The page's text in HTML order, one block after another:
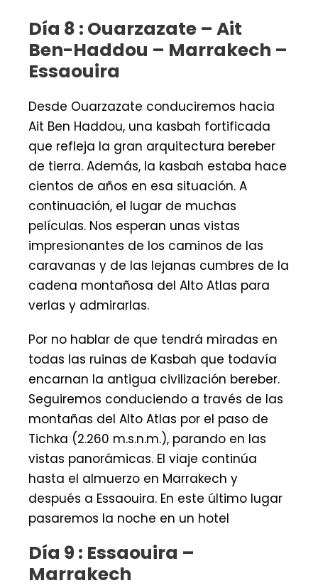
Día 8 : Ouarzazate – Ait
Ben-Haddou – Marrakech –
Essaouira
Desde Ouarzazate conduciremos hacia
Ait Ben Haddou, una kasbah fortificada
que refleja la gran arquitectura bereber
de tierra. Además, la kasbah estaba hace
cientos de años en esa situación. A
continuación, el lugar de muchas
películas. Nos esperan unas vistas
impresionantes de los caminos de las
caravanas y de las lejanas cumbres de la
cadena montañosa del Alto Atlas para
verlas y admirarlas.
Por no hablar de que tendrá miradas en
todas las ruinas de Kasbah que todavía
encarnan la antigua civilización bereber.
Seguiremos conduciendo a través de las
montañas del Alto Atlas por el paso de
Tichka (2.260 m.s.n.m.), parando en las
vistas panorámicas. El viaje continúa
hasta el almuerzo en Marrakech y
después a Essaouira. En este último lugar
pasaremos la noche en un hotel
Día 9 : Essaouira –
Marrakech